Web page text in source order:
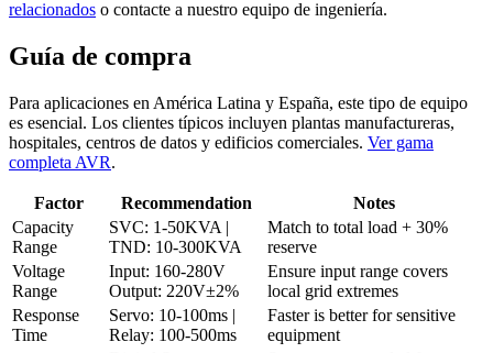
relacionados o contacte a nuestro equipo de ingeniería.
Guía de compra
Para aplicaciones en América Latina y España, este tipo de equipo
es esencial. Los clientes típicos incluyen plantas manufactureras,
hospitales, centros de datos y edificios comerciales. Ver gama
completa AVR.
Factor Recommendation
Notes
Capacity
Range
SVC: 1-50KVA |
TND: 10-300KVA
Match to total load + 30%
reserve
Voltage
Range
Input: 160-280V
Output: 220V±2%
Ensure input range covers
local grid extremes
Response
Time
Servo: 10-100ms |
Relay: 100-500ms
Faster is better for sensitive
equipment